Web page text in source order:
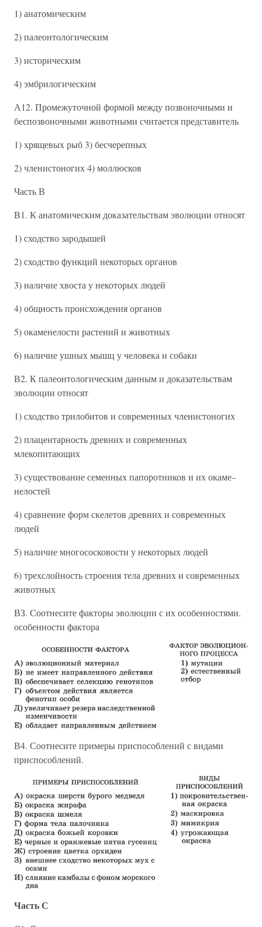
1) анатомическим
2) палеонтологическим
3) историческим
4) эмбрилогическим
А12. Промежуточной формой между позвоночными и
беспозвоночными животными считается представитель
1) хрящевых рыб 3) бесчерепных
2) членистоногих 4) моллюсков
Часть В
В1. К анатомическим доказательствам эволюции относят
1) сходство зародышей
2) сходство функций некоторых органов
3) наличие хвоста у некоторых людей
4) общность происхождения органов
5) окаменелости растений и животных
6) наличие ушных мышц у человека и собаки
В2. К палеонтологическим данным и доказательствам
эволюции относят
1) сходство трилобитов и современных членистоногих
2) плацентарность древних и современных
млекопитающих
3) существование семенных папоротников и их окаме–
нелостей
4) сравнение форм скелетов древних и современных
людей
5) наличие многососковости у некоторых людей
6) трехслойность строения тела древних и современных
животных
ВЗ. Соотнесите факторы эволюции с их особенностями.
особенности фактора
В4. Соотнесите примеры приспособлений с видами
приспособлений.
Часть С